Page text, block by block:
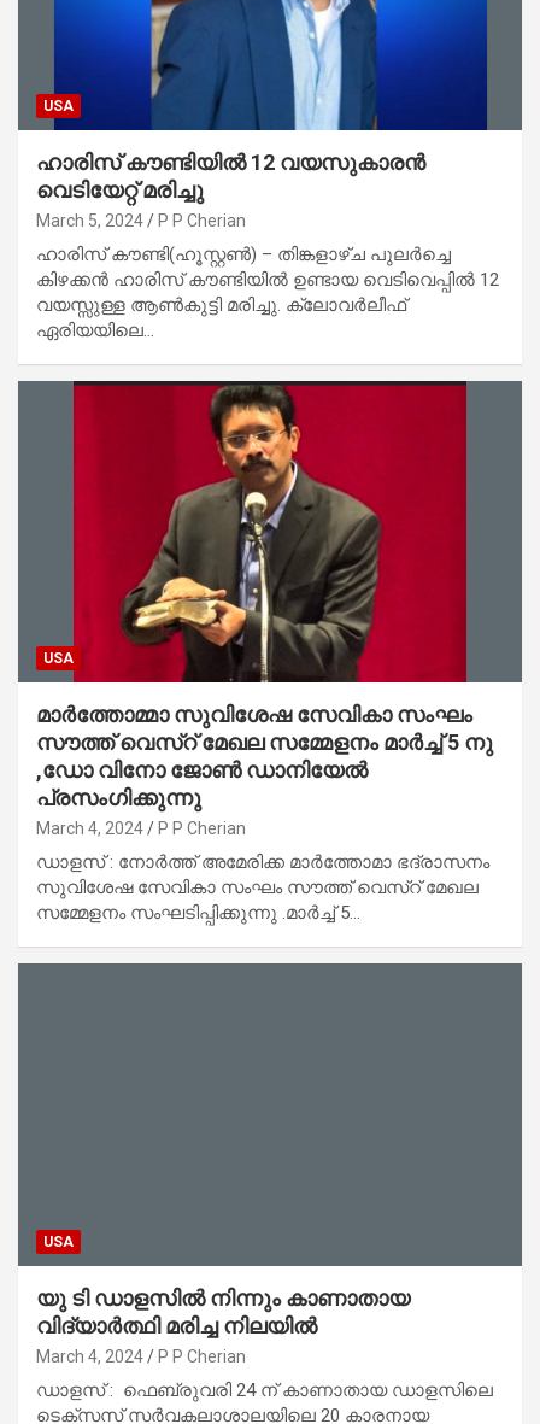
USA
ഹാരിസ് കൗണ്ടിയിൽ 12 വയസുകാരൻ
വെടിയേറ്റ് മരിച്ചു
March 5, 2024 P P Cherian
ഹാരിസ് കൗണ്ടി(ഹൂസ്റ്റൺ) – തിങ്കളാഴ്ച പുലർച്ചെ
കിഴക്കൻ ഹാരിസ് കൗണ്ടിയിൽ ഉണ്ടായ വെടിവെപ്പിൽ 12
വയസ്സുള്ള ആൺകുട്ടി മരിച്ചു. ക്ലോവർലീഫ്
ഏരിയയിലെ…
USA
മാർത്തോമ്മാ സുവിശേഷ സേവികാ സംഘം
സൗത്ത് വെസ്റ് മേഖല സമ്മേളനം മാർച്ച് 5 നു
,ഡോ വിനോ ജോൺ ഡാനിയേൽ
പ്രസംഗിക്കുന്നു
March 4, 2024 P P Cherian
ഡാളസ് : നോർത്ത് അമേരിക്ക മാർത്തോമാ ഭദ്രാസനം
സുവിശേഷ സേവികാ സംഘം സൗത്ത് വെസ്റ് മേഖല
സമ്മേളനം സംഘടിപ്പിക്കുന്നു .മാർച്ച് 5…
USA
യു ടി ഡാളസിൽ നിന്നും കാണാതായ
വിദ്യാർത്ഥി മരിച്ച നിലയിൽ
March 4, 2024 P P Cherian
ഡാളസ് : ഫെബ്രുവരി 24 ന് കാണാതായ ഡാളസിലെ
ടെക്സസ് സർവകലാശാലയിലെ 20 കാരനായ